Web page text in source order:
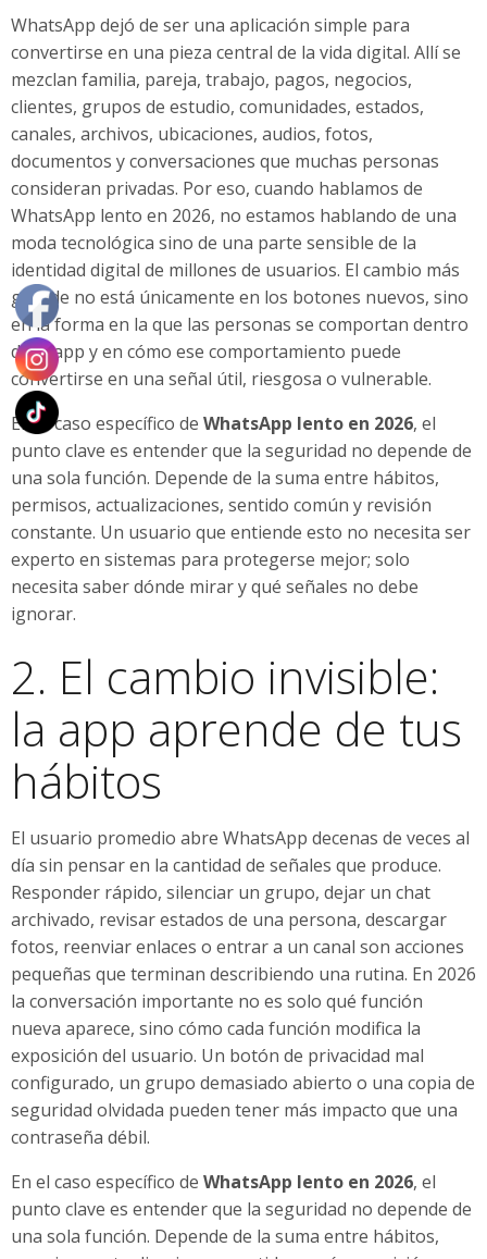
WhatsApp dejó de ser una aplicación simple para
convertirse en una pieza central de la vida digital. Allí se
mezclan familia, pareja, trabajo, pagos, negocios,
clientes, grupos de estudio, comunidades, estados,
canales, archivos, ubicaciones, audios, fotos,
documentos y conversaciones que muchas personas
consideran privadas. Por eso, cuando hablamos de
WhatsApp lento en 2026, no estamos hablando de una
moda tecnológica sino de una parte sensible de la
identidad digital de millones de usuarios. El cambio más
grande no está únicamente en los botones nuevos, sino
en la forma en la que las personas se comportan dentro
de la app y en cómo ese comportamiento puede
convertirse en una señal útil, riesgosa o vulnerable.
En el caso específico de WhatsApp lento en 2026, el
punto clave es entender que la seguridad no depende de
una sola función. Depende de la suma entre hábitos,
permisos, actualizaciones, sentido común y revisión
constante. Un usuario que entiende esto no necesita ser
experto en sistemas para protegerse mejor; solo
necesita saber dónde mirar y qué señales no debe
ignorar.
2. El cambio invisible:
la app aprende de tus
hábitos
El usuario promedio abre WhatsApp decenas de veces al
día sin pensar en la cantidad de señales que produce.
Responder rápido, silenciar un grupo, dejar un chat
archivado, revisar estados de una persona, descargar
fotos, reenviar enlaces o entrar a un canal son acciones
pequeñas que terminan describiendo una rutina. En 2026
la conversación importante no es solo qué función
nueva aparece, sino cómo cada función modifica la
exposición del usuario. Un botón de privacidad mal
configurado, un grupo demasiado abierto o una copia de
seguridad olvidada pueden tener más impacto que una
contraseña débil.
En el caso específico de WhatsApp lento en 2026, el
punto clave es entender que la seguridad no depende de
una sola función. Depende de la suma entre hábitos,